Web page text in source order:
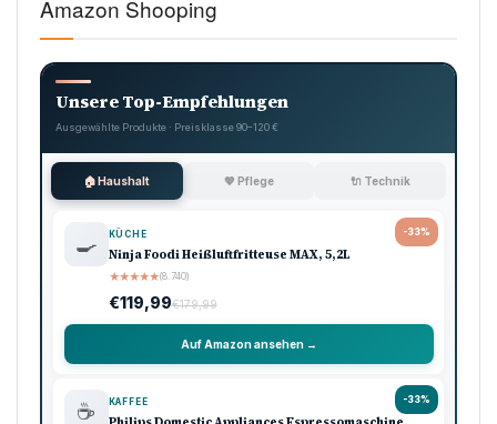
Amazon Shooping
Unsere Top-Empfehlungen
Ausgewählte Produkte · Preisklasse 90–120 €
🏠 Haushalt 💖 Pflege 🔌 Technik
-33%
🍳 KÜCHE
Ninja Foodi Heißluftfritteuse MAX, 5,2L
★★★★★(8.740)
€119,99€179,99
Auf Amazon ansehen →
-33%
☕ KAFFEE